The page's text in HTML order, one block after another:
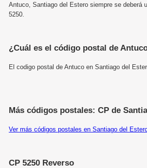
Antuco, Santiago del Estero siempre se deberá
5250.
¿Cuál es el código postal de
El codigo postal de Antuco en Santiago del
Más códigos postales: CP de
Ver más códigos postales en Santiago del
CP 5250 Reverso